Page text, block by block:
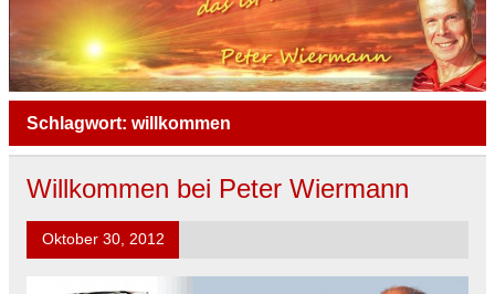
Schlagwort: willkommen
Willkommen bei Peter Wiermann
Oktober 30, 2012